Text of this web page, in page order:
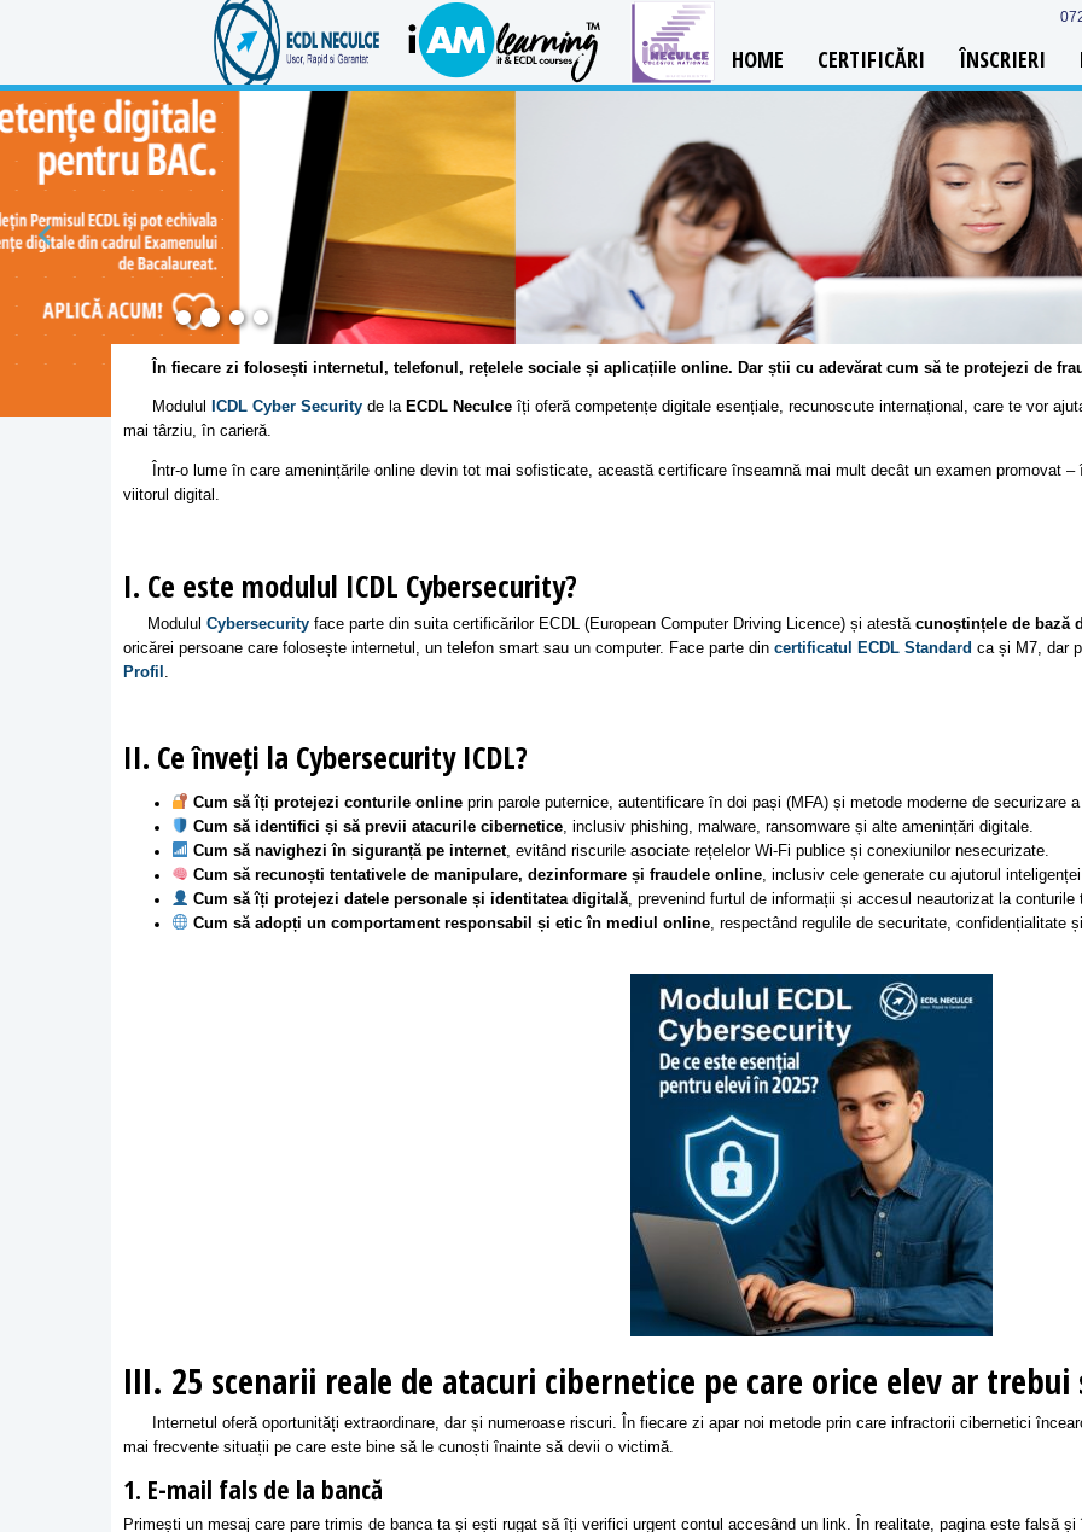
HOME CERTIFICĂRI ÎNSCRIERI
În fiecare zi folosești internetul, telefonul, rețelele sociale și aplicațiile online. Dar știi cu adevărat cum să te protejezi de
Modulul ICDL Cyber Security de la ECDL Neculce îți oferă competențe digitale esențiale, recunoscute internațional, care te vor
mai târziu, în carieră.
Într-o lume în care amenințările online devin tot mai sofisticate, această certificare înseamnă mai mult decât un examen promovat
viitorul digital.
I. Ce este modulul ICDL Cybersecurity?
Modulul Cybersecurity face parte din suita certificărilor ECDL (European Computer Driving Licence) și atestă cunoștințele de bază
oricărei persoane care folosește internetul, un telefon smart sau un computer. Face parte din certificatul ECDL Standard ca și M7, dar
Profil .
II. Ce înveți la Cybersecurity ICDL?
Cum să îți protejezi conturile online prin parole puternice, autentificare în doi pași (MFA) și metode moderne de securizare
Cum să identifici și să previi atacurile cibernetice , inclusiv phishing, malware, ransomware și alte amenințări digitale.
Cum să navighezi în siguranță pe internet, evitând riscurile asociate rețelelor Wi-Fi publice și conexiunilor nesecurizate.
Cum să recunoști tentativele de manipulare, dezinformare și fraudele online , inclusiv cele generate cu ajutorul
Cum să îți protejezi datele personale și identitatea digitală , prevenind furtul de informații și accesul neautorizat la conturile
Cum să adopți un comportament responsabil și etic în mediul online , respectând regulile de securitate, confidențialitate
III. 25 scenarii reale de atacuri cibernetice pe care orice elev ar trebui
Internetul oferă oportunități extraordinare, dar și numeroase riscuri. În fiecare zi apar noi metode prin care infractorii cibernetici
mai frecvente situații pe care este bine să le cunoști înainte să devii o victimă.
1. E-mail fals de la bancă
Primești un mesaj care pare trimis de banca ta și ești rugat să îți verifici urgent contul accesând un link. În realitate, pagina este falsă